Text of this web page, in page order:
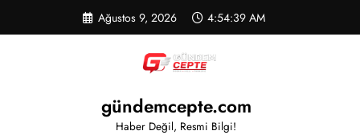
Ağustos 9, 2026 4:54:39 AM
gündemcepte.com
Haber Değil, Resmi Bilgi!